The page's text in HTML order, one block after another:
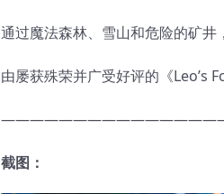
通过魔法森林、雪山和危险的矿井
由屡获殊荣并广受好评的《Leo’s
截图：